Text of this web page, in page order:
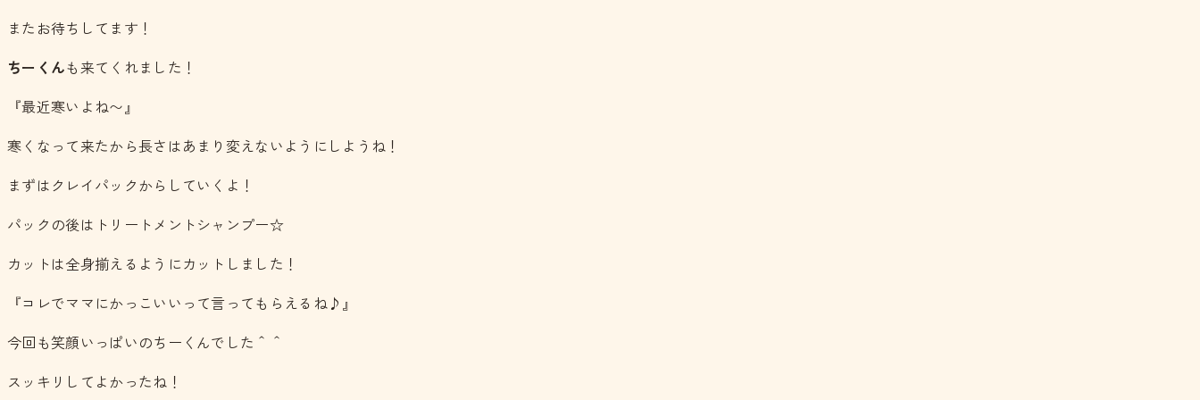
またお待ちしてます！
ちーくんも来てくれました！
『最近寒いよね〜』
寒くなって来たから長さはあまり変えないようにしようね！
まずはクレイパックからしていくよ！
パックの後はトリートメントシャンプー☆
カットは全身揃えるようにカットしました！
『コレでママにかっこいいって言ってもらえるね♪』
今回も笑顔いっぱいのちーくんでした＾＾
スッキリしてよかったね！